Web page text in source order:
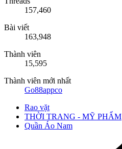
157,460
Bài viết
163,948
Thành viên
15,595
Thành viên mới nhất
Go88appco
Rao vặt
THỜI TRANG - MỸ PHẨM
Quần Áo Nam